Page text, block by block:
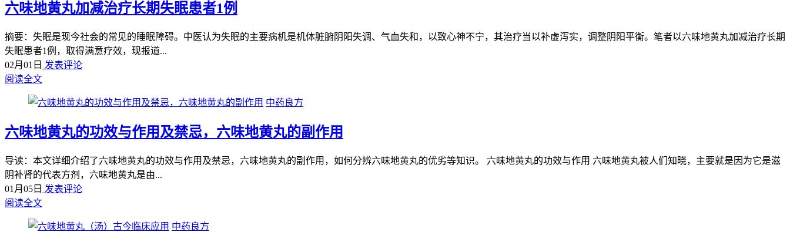
六味地黄丸加减治疗长期失眠患者1例
摘要：失眠是现今社会的常见的睡眠障碍。中医认为失眠的主要病机是机体脏腑阴阳失调、气血失和，以致心神不宁，其治疗当以补虚泻实，调整阴阳平衡。笔者以六味地黄丸加减治疗长期
失眠患者1例，取得满意疗效，现报道...
02月01日 发表评论
阅读全文
中药良方
六味地黄丸的功效与作用及禁忌，六味地黄丸的副作用
导读：本文详细介绍了六味地黄丸的功效与作用及禁忌，六味地黄丸的副作用，如何分辨六味地黄丸的优劣等知识。 六味地黄丸的功效与作用 六味地黄丸被人们知晓，主要就是因为它是滋
阴补肾的代表方剂，六味地黄丸是由...
01月05日 发表评论
阅读全文
中药良方